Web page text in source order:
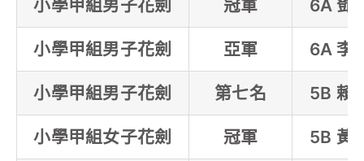
小學甲組男子花劍 冠軍 6A 鄧
小學甲組男子花劍 亞軍 6A 李
小學甲組男子花劍 第七名 5B 賴
小學甲組女子花劍 冠軍 5B 黃